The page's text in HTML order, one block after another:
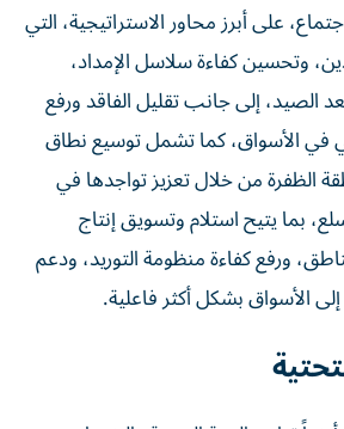
على أبرز محاور الاستراتيجية، التي
وتحسين كفاءة سلاسل الإمداد،
الصيد، إلى جانب تقليل الفاقد ورفع
في الأسواق، كما تشمل توسيع نطاق
الظفرة من خلال تعزيز تواجدها في
بما يتيح استلام وتسويق إنتاج
ورفع كفاءة منظومة التوريد، ودعم
الأسواق بشكل أكثر فاعلية.